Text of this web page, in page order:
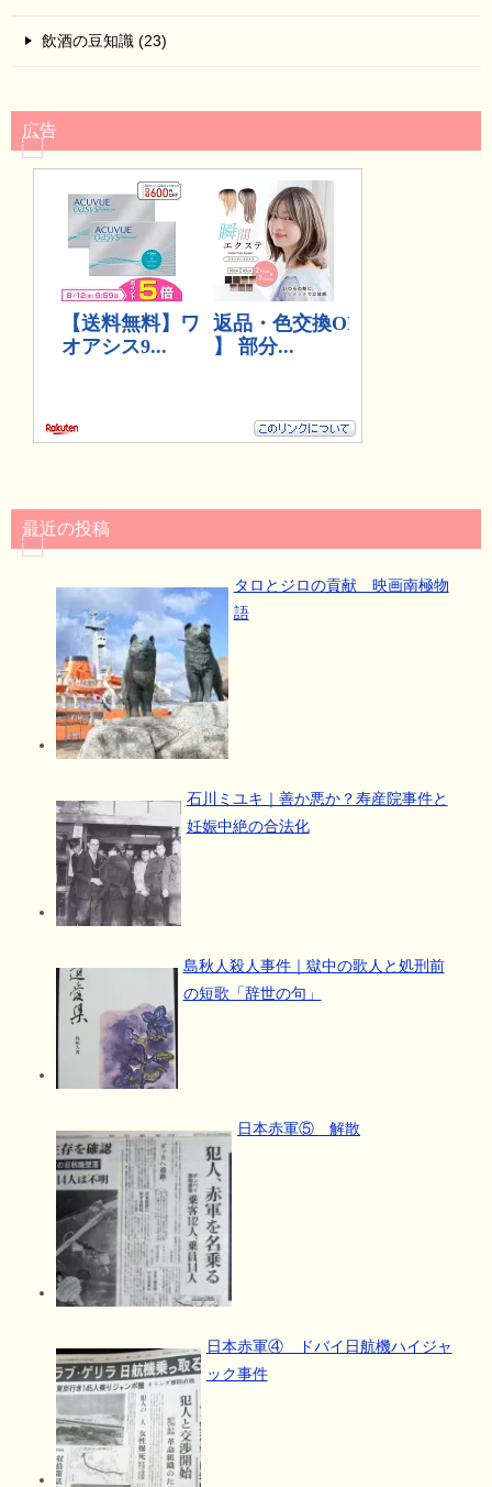
飲酒の豆知識 (23)
広告
最近の投稿
タロとジロの貢献 映画南極物
語
石川ミユキ｜善か悪か？寿産院事件と
妊娠中絶の合法化
島秋人殺人事件｜獄中の歌人と処刑前
の短歌「辞世の句」
日本赤軍⑤ 解散
日本赤軍④ ドバイ日航機ハイジャ
ック事件